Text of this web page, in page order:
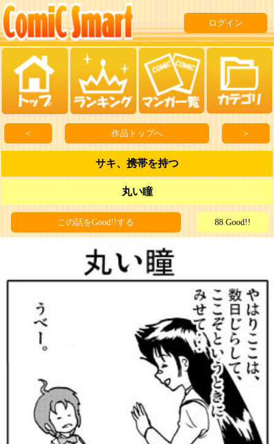
ログイン
＜ 作品トップへ ＞
サキ、携帯を持つ
丸い瞳
この話をGood!!する 88 Good!!